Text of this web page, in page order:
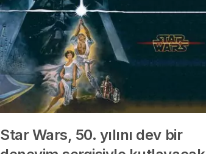
Star Wars, 50. yılını dev bir